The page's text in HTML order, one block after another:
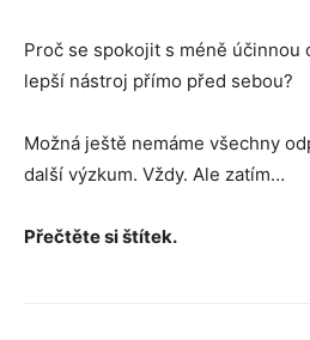
Proč se spokojit s méně účinnou
lepší nástroj přímo před sebou?
Možná ještě nemáme všechny
další výzkum. Vždy. Ale zatím…
Přečtěte si štítek.